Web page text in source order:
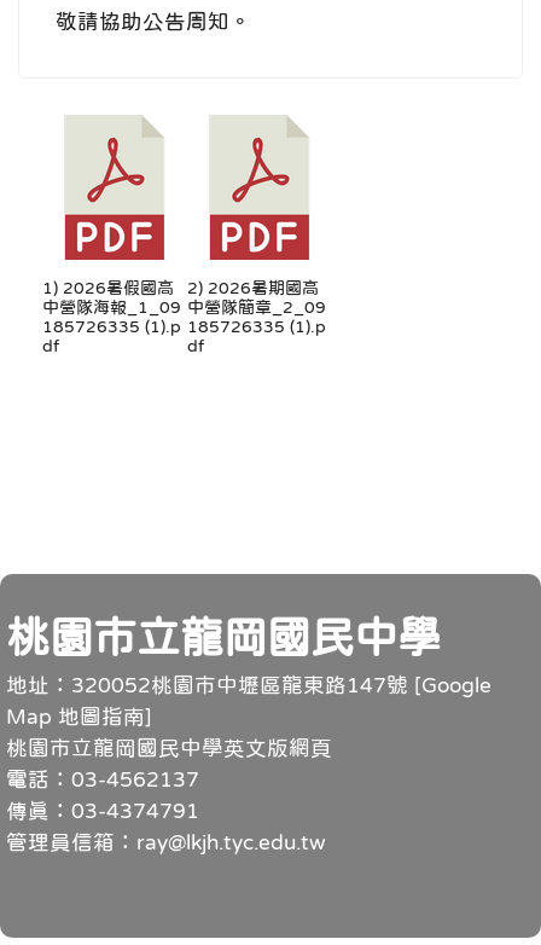
敬請協助公告周知。
1) 2026暑假國高
中營隊海報_1_09
185726335 (1).p
df
2) 2026暑期國高
中營隊簡章_2_09
185726335 (1).p
df
頁尾
桃園市立龍岡國民中學
地址：320052桃園市中壢區龍東路147號 [Google
Map 地圖指南]
桃園市立龍岡國民中學英文版網頁
電話：03-4562137
傳真：03-4374791
管理員信箱：ray@lkjh.tyc.edu.tw